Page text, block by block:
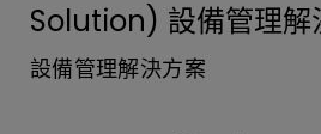
Solution) 設備管理解
設備管理解決方案